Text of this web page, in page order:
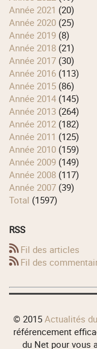
année 2021 (20)
année 2020 (25)
année 2019 (8)
année 2018 (21)
année 2017 (30)
année 2016 (113)
année 2015 (86)
année 2014 (145)
année 2013 (264)
année 2012 (182)
année 2011 (125)
année 2010 (159)
année 2009 (149)
année 2008 (117)
année 2007 (39)
total (1597)
RSS
Fil des articles
Fil des
© 2015 Actualités
référencement
du Net pour vous